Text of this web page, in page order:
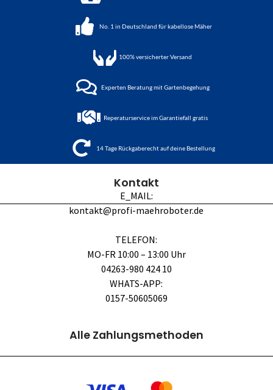
No. 1 in Deutschland für kabellose Mäher
100%versicherter Versand
Experten Beratung mit Gartenbegehung
Reperaturservice im Garantiefall gratis
14 Tage Rückgaberecht auf deine Bestellung
Kontakt
E_MAIL:
kontakt@profi-maehroboter.de
TELEFON:
MO-FR 10:00 – 13:00 Uhr
04263-980 424 10
WHATS-APP:
0157-50605069
Alle Zahlungsmethoden